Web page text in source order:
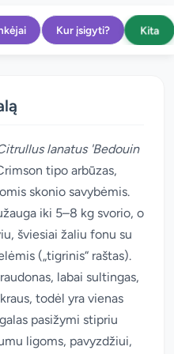
Kur įsigyti? Kita
lanatus 'Bedouin
tipo arbūzas,
skonio savybėmis.
iki 5–8 kg svorio, o
šviesiai žaliu fonu su
(„tigrinis“ raštas).
labai sultingas,
todėl yra vienas
pasižymi stipriu
ligoms, pavyzdžiui,